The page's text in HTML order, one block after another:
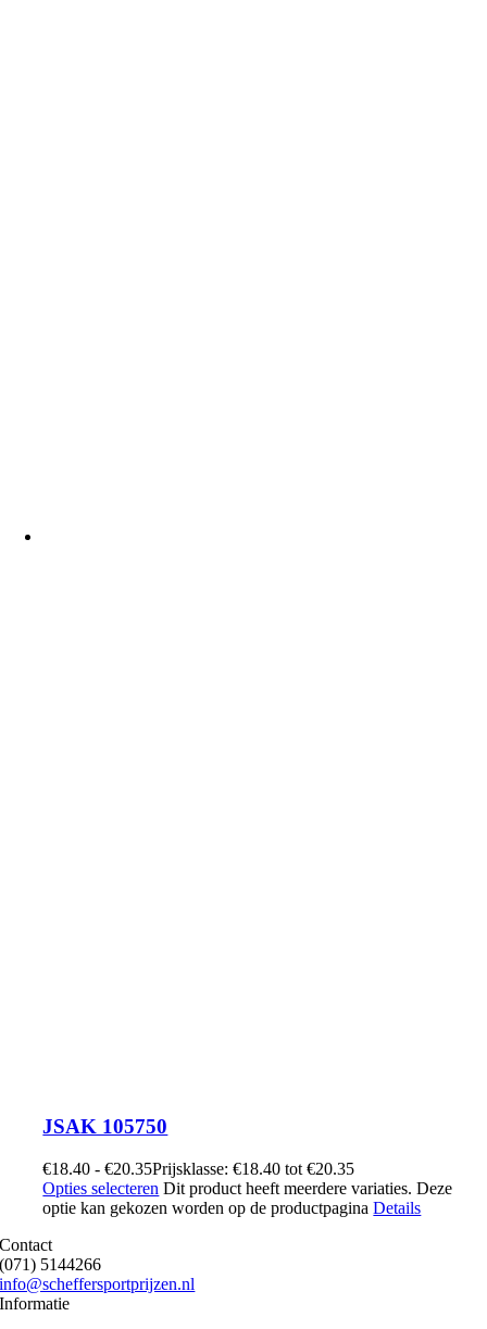
JSAK 105750
€18.40 - €20.35Prijsklasse: €18.40 tot €20.35
Opties selecteren Dit product heeft meerdere variaties. Deze
optie kan gekozen worden op de productpaginaDetails
Contact
(071) 5144266
info@scheffersportprijzen.nl
Informatie